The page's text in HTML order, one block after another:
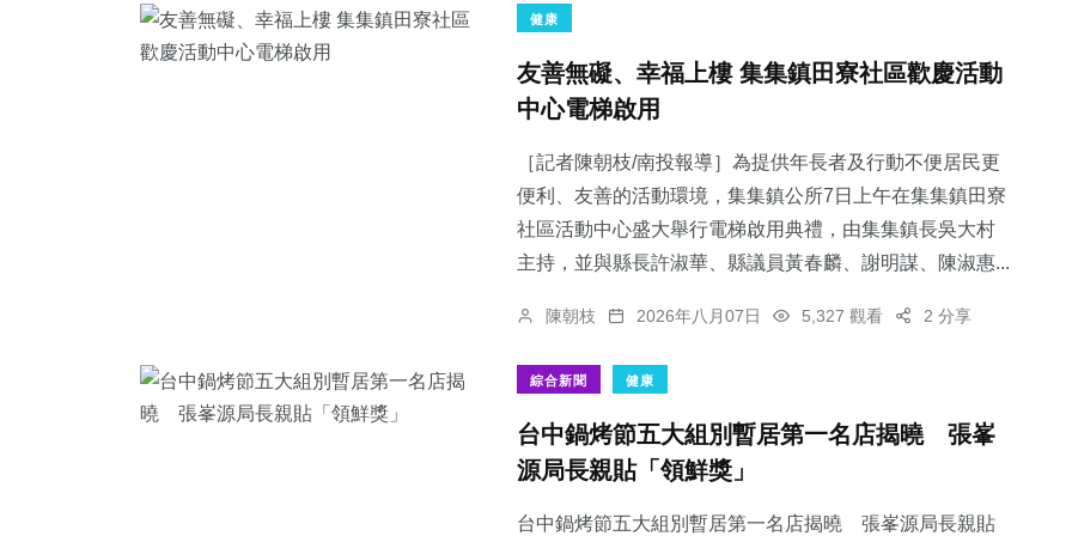
健康
友善無礙、幸福上樓 集集鎮田寮社區歡慶活動
中心電梯啟用
［記者陳朝枝/南投報導］為提供年長者及行動不便居民更
便利、友善的活動環境，集集鎮公所7日上午在集集鎮田寮
社區活動中心盛大舉行電梯啟用典禮，由集集鎮長吳大村
主持，並與縣長許淑華、縣議員黃春麟、謝明謀、陳淑惠...
陳朝枝 2026年八月07日 5,327 觀看 2 分享
綜合新聞 健康
台中鍋烤節五大組別暫居第一名店揭曉 張峯
源局長親貼「領鮮獎」
台中鍋烤節五大組別暫居第一名店揭曉 張峯源局長親貼